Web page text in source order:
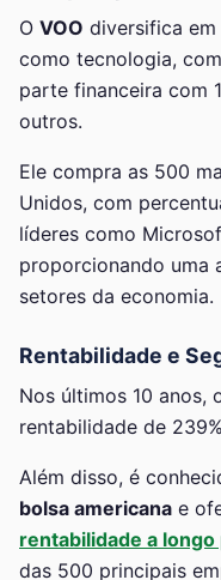
O VOO diversifica em
como tecnologia,
parte financeira com
outros.
Ele compra as 500
Unidos, com
líderes como
proporcionando uma
setores da economia.
Rentabilidade e
Nos últimos 10 anos,
rentabilidade de
Além disso, é
bolsa americana e
rentabilidade a longo
das 500 principais